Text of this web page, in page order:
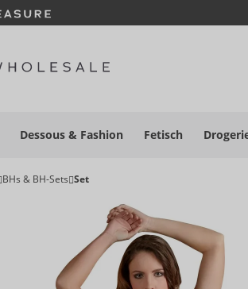
Dessous & Fashion Fetisch
BHs & BH-Sets Set